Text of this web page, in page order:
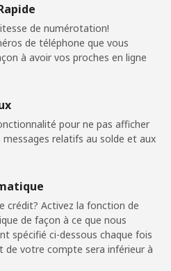
50 min pour
⁦£5⁩
-
8 min pour ⁦£5⁩
de numérotation!
de téléphone que vous
à avoir vos proches en ligne
pour ne pas afficher
messages relatifs au solde et aux
crédit? Activez la fonction de
de façon à ce que nous
spécifié ci-dessous chaque fois
de votre compte sera inférieur à